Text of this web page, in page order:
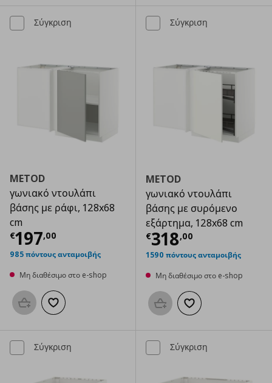
Σύγκριση
METOD
γωνιακό ντουλάπι
βάσης με ράφι, 128x68
cm
€197,00
Τρέχουσα τιμή € 197,00
985 πόντους ανταμοιβής
Μη διαθέσιμο στο e-shop
Προσθήκη στο καλάθι
Προσθήκη στα αγαπημένα
Σύγκριση
METOD
γωνιακό ντουλάπι
βάσης με συρόμενο
εξάρτημα, 128x68 cm
€318,00
Τρέχουσα
1590 πόντους ανταμοιβής
Μη διαθέσιμο στο e-shop
Προσθήκη στο καλάθι
Προσθήκη στα
Σύγκριση Σύγκριση